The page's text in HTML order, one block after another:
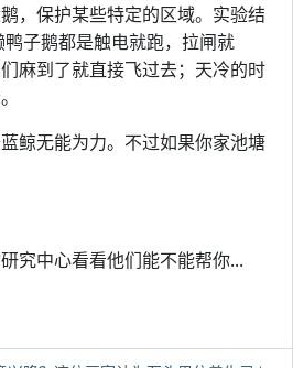
，保护某些特定的区域。实验结
子鹅都是触电就跑，拉闸就
麻到了就直接飞过去；天冷的时
鲸无能为力。不过如果你家池塘
究中心看看他们能不能帮你...